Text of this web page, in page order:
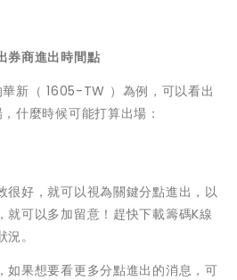
券商進出時間點
新（ 1605-TW ）為例，可以看出
什麼時候可能打算出場：
很好，就可以視為關鍵分點進出，以
就可以多加留意！趕快下載籌碼K線
。
如果想要看更多分點進出的消息，可